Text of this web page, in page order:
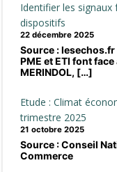
Identifier les
dispositifs
22 décembre 2025
Source :
PME et ETI font
MERINDOL, […]
Etude : Climat
trimestre 2025
21 octobre 2025
Source : Conseil
Commerce